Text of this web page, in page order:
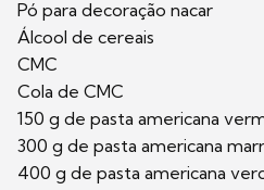
Pó para decoração nacar
Álcool de cereais
CMC
Cola de CMC
150 g de pasta americana
300 g de pasta americana
400 g de pasta americana